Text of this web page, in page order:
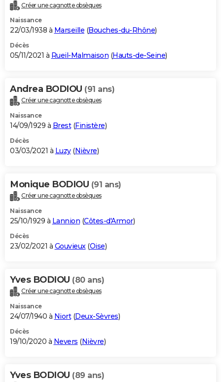
Créer une cagnotte obsèques
Naissance
22/03/1938 à Marseille (Bouches-du-Rhône)
Décès
05/11/2021 à Rueil-Malmaison (Hauts-de-Seine)
Andrea BODIOU (91 ans)
Créer une cagnotte obsèques
Naissance
14/09/1929 à Brest(Finistère)
Décès
03/03/2021 à Luzy(Nièvre)
Monique BODIOU (91 ans)
Créer une cagnotte obsèques
Naissance
25/10/1929 à Lannion (Côtes-d'Armor)
Décès
23/02/2021 à Gouvieux(Oise)
Yves BODIOU (80 ans)
Créer une cagnotte obsèques
Naissance
24/07/1940 à Niort(Deux-Sèvres)
Décès
19/10/2020 à Nevers (Nièvre)
Yves BODIOU (89 ans)